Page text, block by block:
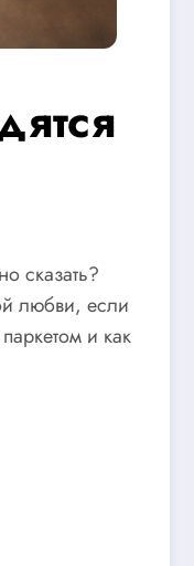
сказать?
любви, если
и как